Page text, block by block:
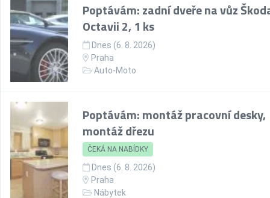
Poptávám: zadní dveře na vůz
Octavii 2, 1 ks
Dnes (6. 8. 2026)
Praha
Auto-Moto
Poptávám: montáž pracovní desky,
montáž dřezu
ČEKÁ NA NABÍDKY
Dnes (6. 8. 2026)
Praha
Nábytek